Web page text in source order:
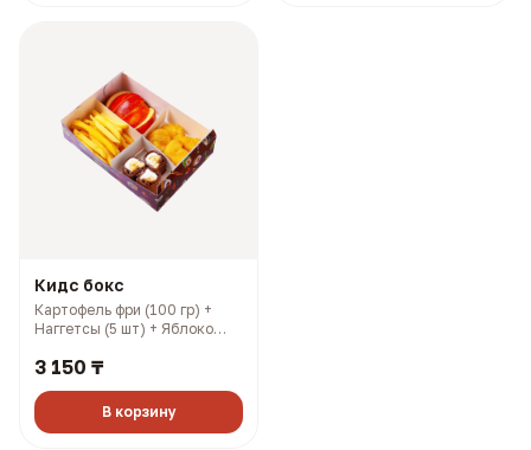
Кидс бокс
Картофель фри (100 гр) +
Наггетсы (5 шт) + Яблоко
ролл (3 шт) (376 гр, 1040
3 150 ₸
В корзину